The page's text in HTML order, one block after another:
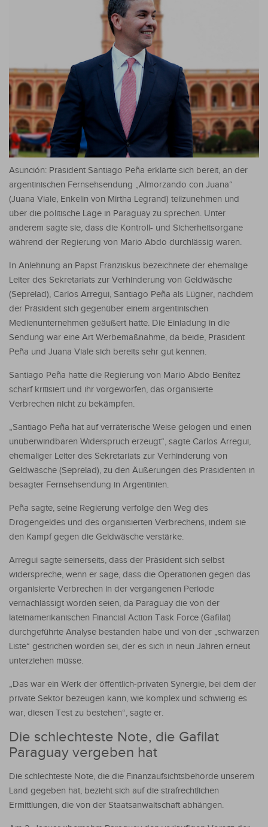
Asunción: Präsident Santiago Peña erklärte sich bereit, an der
argentinischen Fernsehsendung „Almorzando con Juana“
(Juana Viale, Enkelin von Mirtha Legrand) teilzunehmen und
über die politische Lage in Paraguay zu sprechen. Unter
anderem sagte sie, dass die Kontroll- und Sicherheitsorgane
während der Regierung von Mario Abdo durchlässig waren.
In Anlehnung an Papst Franziskus bezeichnete der ehemalige
Leiter des Sekretariats zur Verhinderung von Geldwäsche
(Seprelad), Carlos Arregui, Santiago Peña als Lügner, nachdem
der Präsident sich gegenüber einem argentinischen
Medienunternehmen geäußert hatte. Die Einladung in die
Sendung war eine Art Werbemaßnahme, da beide, Präsident
Peña und Juana Viale sich bereits sehr gut kennen.
Santiago Peña hatte die Regierung von Mario Abdo Benítez
scharf kritisiert und ihr vorgeworfen, das organisierte
Verbrechen nicht zu bekämpfen.
„Santiago Peña hat auf verräterische Weise gelogen und einen
unüberwindbaren Widerspruch erzeugt“, sagte Carlos Arregui,
ehemaliger Leiter des Sekretariats zur Verhinderung von
Geldwäsche (Seprelad), zu den Äußerungen des Präsidenten in
besagter Fernsehsendung in Argentinien.
Peña sagte, seine Regierung verfolge den Weg des
Drogengeldes und des organisierten Verbrechens, indem sie
den Kampf gegen die Geldwäsche verstärke.
Arregui sagte seinerseits, dass der Präsident sich selbst
widerspreche, wenn er sage, dass die Operationen gegen das
organisierte Verbrechen in der vergangenen Periode
vernachlässigt worden seien, da Paraguay die von der
lateinamerikanischen Financial Action Task Force (Gafilat)
durchgeführte Analyse bestanden habe und von der „schwarzen
Liste“ gestrichen worden sei, der es sich in neun Jahren erneut
unterziehen müsse.
„Das war ein Werk der öffentlich-privaten Synergie, bei dem der
private Sektor bezeugen kann, wie komplex und schwierig es
war, diesen Test zu bestehen“, sagte er.
Die schlechteste Note, die Gafilat
Paraguay vergeben hat
Die schlechteste Note, die die Finanzaufsichtsbehörde unserem
Land gegeben hat, bezieht sich auf die strafrechtlichen
Ermittlungen, die von der Staatsanwaltschaft abhängen.